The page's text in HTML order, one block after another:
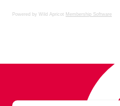
Powered by Wild Apricot Membership Software